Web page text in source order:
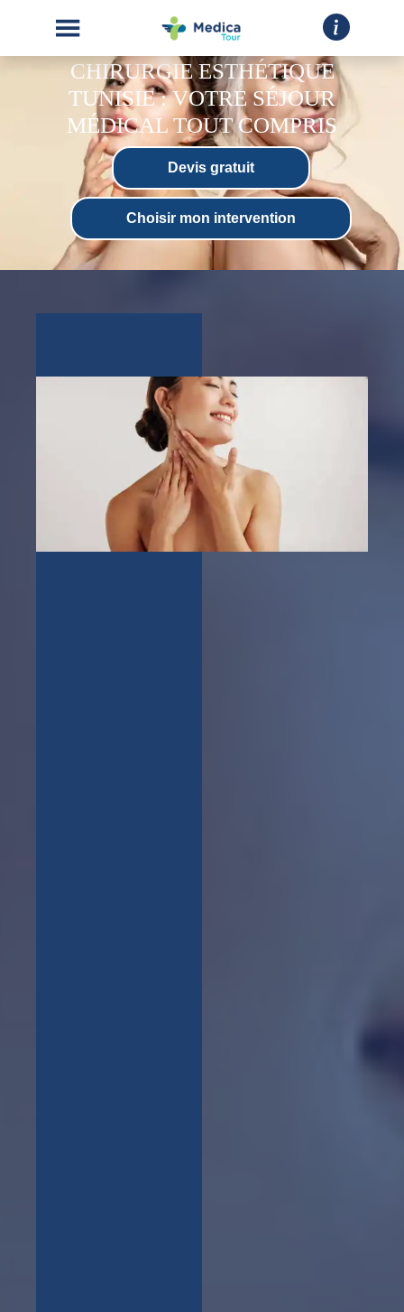
CHIRURGIE
ESTHÉTIQUE
PROPOS
CHIRURGIE ESTHÉTIQUE
TUNISIE : VOTRE SÉJOUR
MÉDICAL TOUT COMPRIS
Devis gratuit
Choisir mon intervention